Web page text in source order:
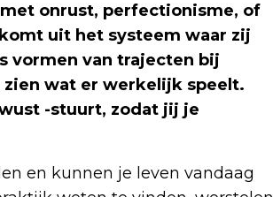
onrust, perfectionisme, of
uit het systeem waar zij
vormen van trajecten bij
zien wat er werkelijk speelt.
-stuurt, zodat jij je
en kunnen je leven vandaag